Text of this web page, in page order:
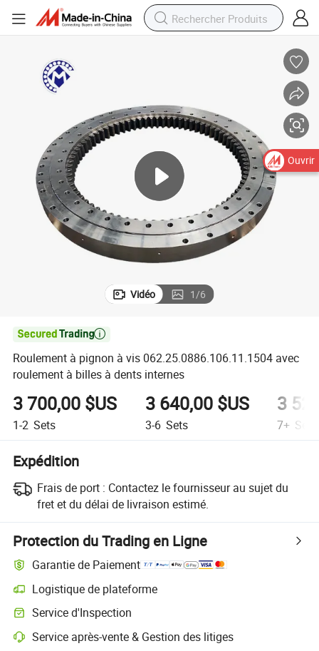
Vidéo 1/6

Roulement à pignon à vis 062.25.0886.106.11.1504 avec
roulement à billes à dents internes
3 700,00 $US
1-2 Sets
3 640,00 $US
3-6 Sets
3
7+ Sets
Expédition
Frais de port : Contactez le fournisseur au sujet du
fret et du délai de livraison estimé.
Protection du Trading en Ligne
Garantie de Paiement
Logistique de plateforme
Suivi d'expédition plus clair avec des logistiques prises en charge par
Service d'Inspection
Inspection préalable à l'expédition optionnelle pour des contrôles de
Service après-vente & Gestion des litiges
Résolution des litiges assistée par la plateforme, y compris les
Ouvrir